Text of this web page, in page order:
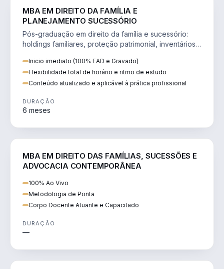
MBA EM DIREITO DA FAMÍLIA E
PLANEJAMENTO SUCESSÓRIO
Pós-graduação em direito da família e sucessório:
holdings familiares, proteção patrimonial, inventários
Inicio imediato (100% EAD e Gravado)
Flexibilidade total de horário e ritmo de estudo
Conteúdo atualizado e aplicável à prática profissional
DURAÇÃO
6 meses
MBA EM DIREITO DAS FAMÍLIAS, SUCESSÕES E
ADVOCACIA CONTEMPORÂNEA
100% Ao Vivo
Metodologia de Ponta
Corpo Docente Atuante e Capacitado
DURAÇÃO
—